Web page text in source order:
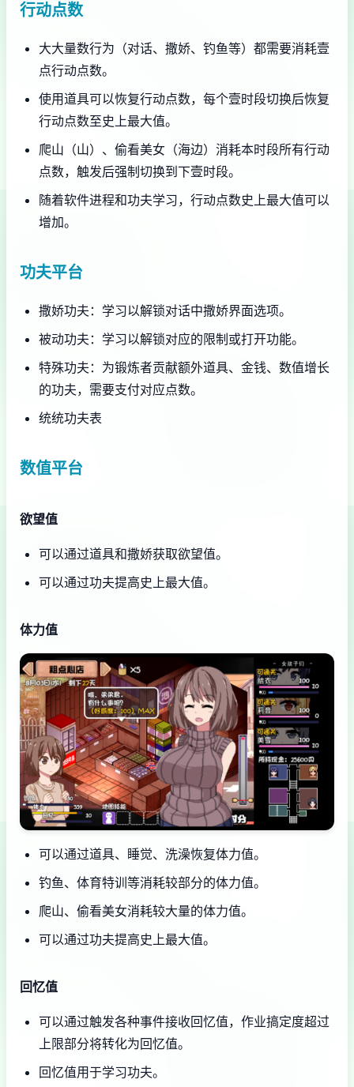
行动点数
大大量数行为（对话、撒娇、钓鱼等）都需要消耗壹
点行动点数。
使用道具可以恢复行动点数，每个壹时段切换后恢复
行动点数至史上最大值。
爬山（山）、偷看美女（海边）消耗本时段所有行动
点数，触发后强制切换到下壹时段。
随着软件进程和功夫学习，行动点数史上最大值可以
增加。
功夫平台
撒娇功夫：学习以解锁对话中撒娇界面选项。
被动功夫：学习以解锁对应的限制或打开功能。
特殊功夫：为锻炼者贡献额外道具、金钱、数值增长
的功夫，需要支付对应点数。
统统功夫表
数值平台
欲望值
可以通过道具和撒娇获取欲望值。
可以通过功夫提高史上最大值。
体力值
可以通过道具、睡觉、洗澡恢复体力值。
钓鱼、体育特训等消耗较部分的体力值。
爬山、偷看美女消耗较大量的体力值。
可以通过功夫提高史上最大值。
回忆值
可以通过触发各种事件接收回忆值，作业搞定度超过
上限部分将转化为回忆值。
回忆值用于学习功夫。